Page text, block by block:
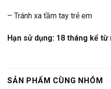
– Tránh xa tầm tay trẻ em
Hạn sử dụng: 18 tháng kể từ
SẢN PHẨM CÙNG NHÓM